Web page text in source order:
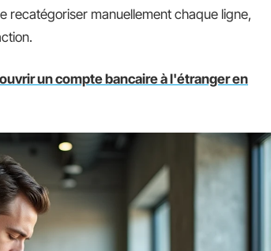
recatégoriser manuellement chaque ligne,
un compte bancaire à l'étranger en